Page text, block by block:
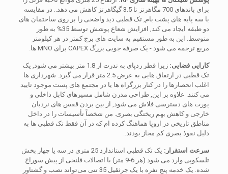
برای باندهای 700 مگاهرتز تا 3.5 گیگاهرتز کاهش می دهد.. در مقایسه
با سه پایه های پشت بام, تک قطبی دید واضحی را بر روی ساختمان های
دو طبقه ایجاد می کند, افزایش شعاع پوشش توسط 35% به طور
متوسط. این به طور مستقیم به سایت های برج کمتر در هر کیلومتر
مربع ترجمه می شود - یک صرفه جویی بزرگ CAPEX برای MNO ها.
کارایی فضایی:
زیرا قطر ردپای به ندرت از 1.8 متر بیشتر می شود, یک
تک قطبی در ارتفاق هایی به عرض 2.5 متر قرار می گیرد. شهرداری ها
اغلب انحصارها را در کنار بزرگراه ها یا در مجتمع های پست موجود تایید
می کنند. علاوه بر این, طراحی مدرن شامل مسیرهای کابل داخلی و
پورت های دسترسی فلاش می شود, از بین بردن قفس های نردبان
خارجی و کاهش بهم ریختگی بصری. من شخصاً تأسیسات را در داخل
مناطق تاریخی در اروپا هماهنگ کرده ام که در آن فقط تک قطبی ها به
دلیل نفوذ بصری کم مجاز بودند..
سرعت استقرار:
یک تک قطبی استاندارد 25 متری در سه یا چهار بخش
تلسکوپی وارد می شود (هر 6-9 متر) با اتصالات فلنجی از پیش سوراخ
شده. یک خدمه پنج نفره با یک جرثقیل 35 تنی می‌تواند نصب و گشتاور